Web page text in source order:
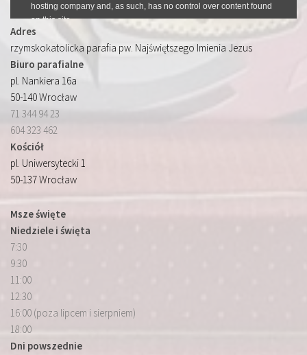
Adres
rzymskokatolicka parafia pw. Najświętszego Imienia Jezus
Biuro parafialne
pl. Nankiera 16a
50-140 Wrocław
71 344 94 23
604 323 462
Kościół
pl. Uniwersytecki 1
50-137 Wrocław
Msze święte
Niedziele i święta
7:30
9:30
11:00
12:30
16:00 (poza lipcem i sierpniem)
18:00
Dni powszednie